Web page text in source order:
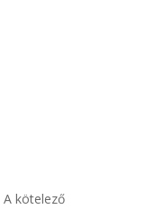
A kötelező